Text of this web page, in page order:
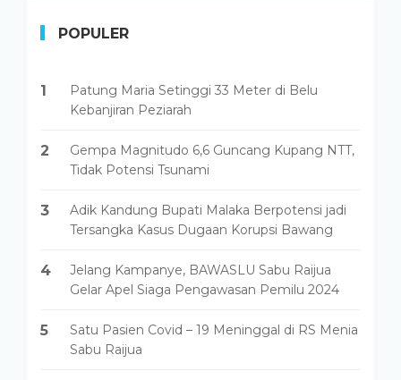
POPULER
1
Patung Maria Setinggi 33 Meter di Belu
Kebanjiran Peziarah
2
Gempa Magnitudo 6,6 Guncang Kupang NTT,
Tidak Potensi Tsunami
3
Adik Kandung Bupati Malaka Berpotensi jadi
Tersangka Kasus Dugaan Korupsi Bawang
4
Jelang Kampanye, BAWASLU Sabu Raijua
Gelar Apel Siaga Pengawasan Pemilu 2024
5
Satu Pasien Covid – 19 Meninggal di RS Menia
Sabu Raijua